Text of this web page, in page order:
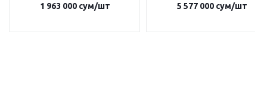
1 963 000сум/шт 5 577 000сум/шт